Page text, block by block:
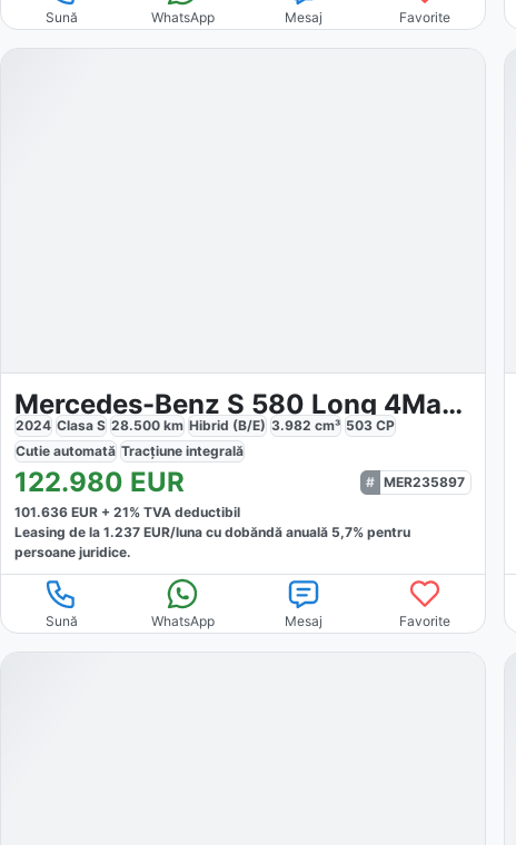
Sună WhatsApp Mesaj Favorite
Mercedes-Benz S 580 Long 4Matic AMG Line
2024 Clasa S 28.500 km Hibrid (B/E) 3.982 cm³ 503 CP
Cutie automată Tracțiune integrală
122.980 EUR
MER235897
101.636 EUR + 21% TVA deductibil
Leasing de la 1.237 EUR/luna cu dobăndă anuală 5,7% pentru
persoane juridice.
Sună WhatsApp Mesaj Favorite